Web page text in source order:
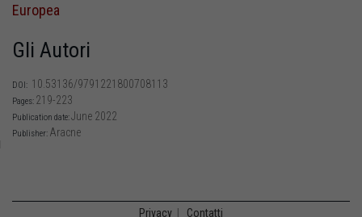
Europea
Gli Autori
DOI: 10.53136/9791221800708113
Pages: 219-223
Publication date:June 2022
Publisher: Aracne
Privacy Contatti